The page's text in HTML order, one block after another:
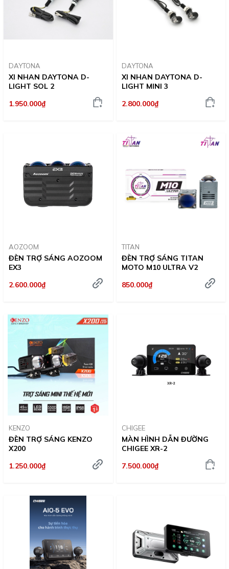
DAYTONA
XI NHAN DAYTONA D-
LIGHT SOL 2
1.950.000₫
DAYTONA
XI NHAN DAYTONA D-
LIGHT MINI 3
2.800.000₫
AOZOOM
ĐÈN TRỢ SÁNG AOZOOM
EX3
2.600.000₫
TITAN
ĐÈN TRỢ SÁNG TITAN
MOTO M10 ULTRA V2
850.000₫
KENZO
ĐÈN TRỢ SÁNG KENZO
X200
1.250.000₫
CHIGEE
MÀN HÌNH DẪN ĐƯỜNG
CHIGEE XR-2
7.500.000₫